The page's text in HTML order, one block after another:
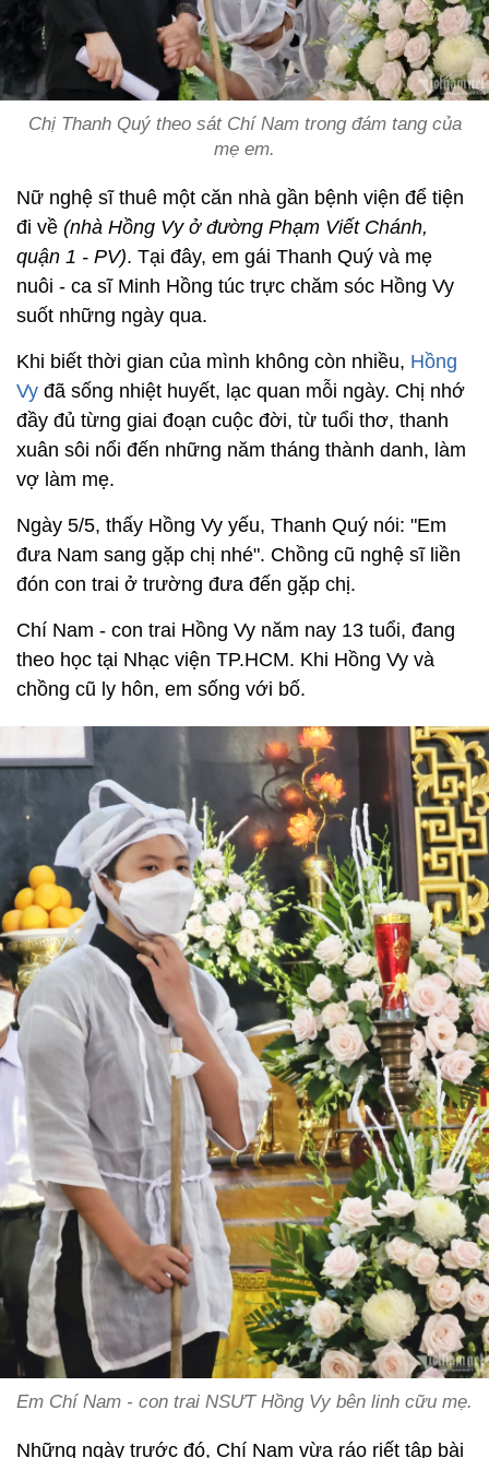
Chị Thanh Quý theo sát Chí Nam trong đám tang của
mẹ em.
Nữ nghệ sĩ thuê một căn nhà gần bệnh viện để tiện
đi về (nhà Hồng Vy ở đường Phạm Viết Chánh,
quận 1 - PV). Tại đây, em gái Thanh Quý và mẹ
nuôi - ca sĩ Minh Hồng túc trực chăm sóc Hồng Vy
suốt những ngày qua.
Khi biết thời gian của mình không còn nhiều, Hồng
Vy đã sống nhiệt huyết, lạc quan mỗi ngày. Chị nhớ
đầy đủ từng giai đoạn cuộc đời, từ tuổi thơ, thanh
xuân sôi nổi đến những năm tháng thành danh, làm
vợ làm mẹ.
Ngày 5/5, thấy Hồng Vy yếu, Thanh Quý nói: "Em
đưa Nam sang gặp chị nhé". Chồng cũ nghệ sĩ liền
đón con trai ở trường đưa đến gặp chị.
Chí Nam - con trai Hồng Vy năm nay 13 tuổi, đang
theo học tại Nhạc viện TP.HCM. Khi Hồng Vy và
chồng cũ ly hôn, em sống với bố.
Em Chí Nam - con trai NSƯT Hồng Vy bên linh cữu mẹ.
Những ngày trước đó, Chí Nam vừa ráo riết tập bài